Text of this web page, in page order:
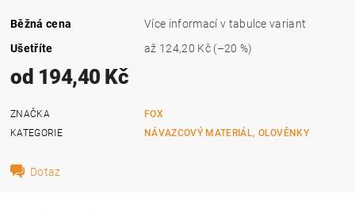
Běžná cena
Více informací v tabulce variant
Ušetříte
až 124,20 Kč (–20 %)
od 194,40 Kč
ZNAČKA
FOX
KATEGORIE
NÁVAZCOVÝ MATERIÁL, OLOVĚNKY
Dotaz